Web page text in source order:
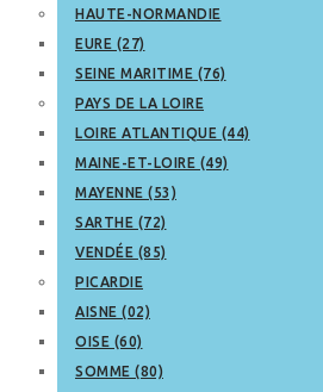
HAUTE-NORMANDIE
EURE (27)
SEINE MARITIME (76)
PAYS DE LA LOIRE
LOIRE ATLANTIQUE (44)
MAINE-ET-LOIRE (49)
MAYENNE (53)
SARTHE (72)
VENDÉE (85)
PICARDIE
AISNE (02)
OISE (60)
SOMME (80)